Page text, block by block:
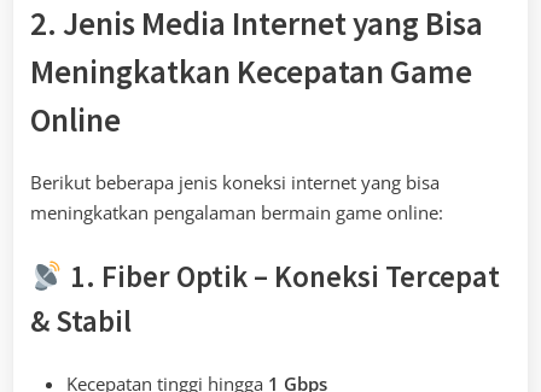
2. Jenis Media Internet yang Bisa
Meningkatkan Kecepatan Game
Online
Berikut beberapa jenis koneksi internet yang bisa
meningkatkan pengalaman bermain game online:
1. Fiber Optik – Koneksi Tercepat
& Stabil
Kecepatan tinggi hingga 1 Gbps